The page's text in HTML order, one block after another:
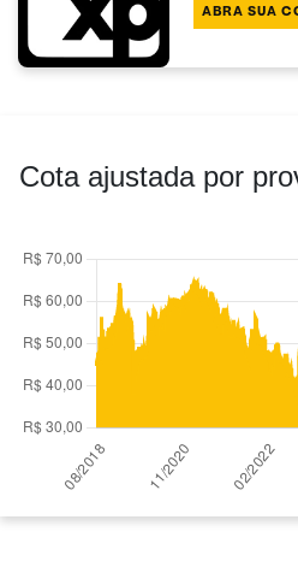
ABRA SUA
Cota ajustada por